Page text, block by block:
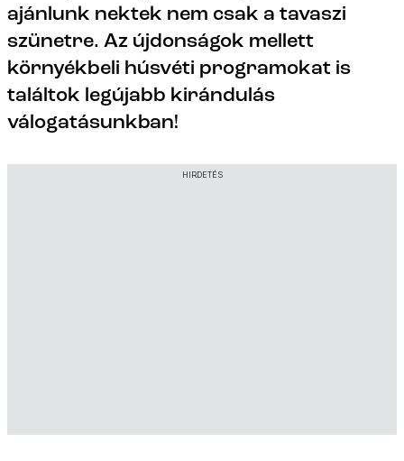
ajánlunk nektek nem csak a tavaszi
szünetre. Az újdonságok mellett
környékbeli húsvéti programokat is
találtok legújabb kirándulás
válogatásunkban!
HIRDETÉS